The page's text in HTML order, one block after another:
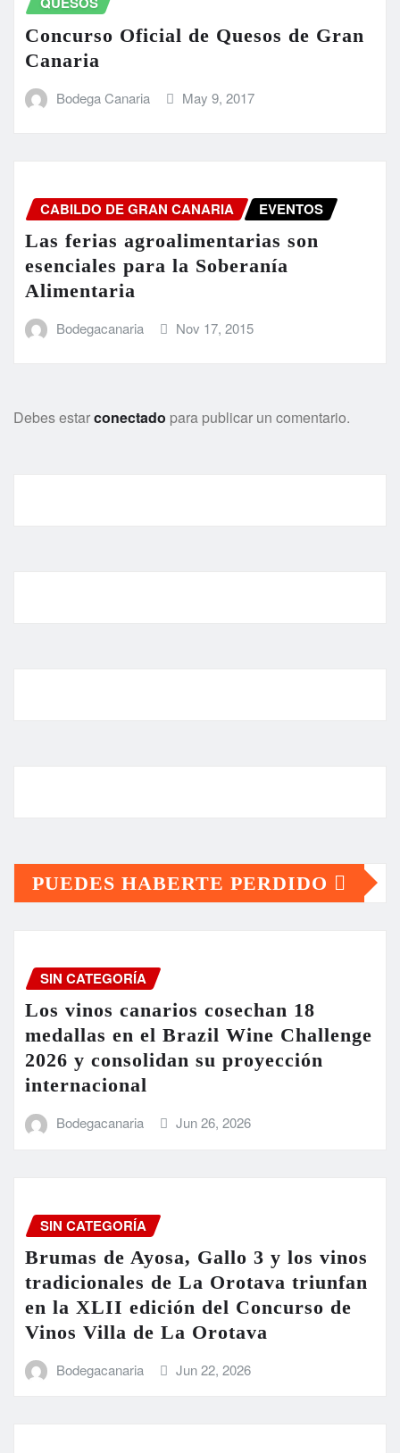
Concurso Oficial de Quesos de Gran
Canaria
Bodega Canaria May 9, 2017
CABILDO DE GRAN CANARIA EVENTOS
Las ferias agroalimentarias son
esenciales para la Soberanía
Alimentaria
Bodegacanaria Nov 17, 2015
Debes estarconectado para publicar un comentario.
PUEDES HABERTE PERDIDO
SIN CATEGORÍA
Los vinos canarios cosechan 18
medallas en el Brazil Wine Challenge
2026 y consolidan su proyección
internacional
Bodegacanaria Jun 26, 2026
SIN CATEGORÍA
Brumas de Ayosa, Gallo 3 y los vinos
tradicionales de La Orotava triunfan
en la XLII edición del Concurso de
Vinos Villa de La Orotava
Bodegacanaria Jun 22, 2026